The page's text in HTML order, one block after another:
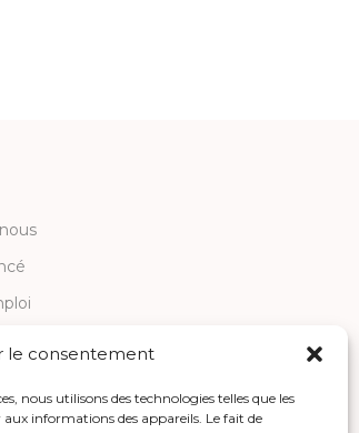
le consentement
nous utilisons des technologies telles que les
informations des appareils. Le fait de